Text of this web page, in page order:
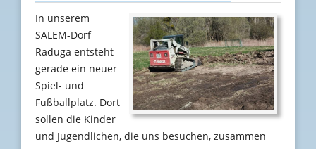
In unserem
SALEM-Dorf
Raduga entsteht
gerade ein neuer
Spiel- und
Fußballplatz. Dort
sollen die Kinder
und Jugendlichen, die uns besuchen, zusammen